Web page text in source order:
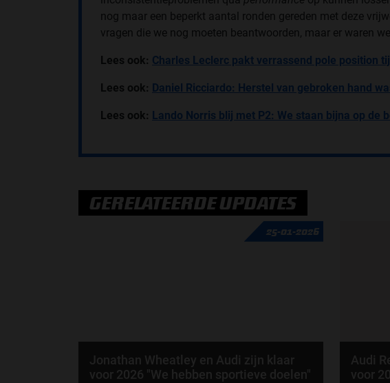
nog maar een beperkt aantal ronden gereden met deze
vragen die we nog moeten beantwoorden, maar er waren
Lees ook: Charles Leclerc pakt verrassend pole position
Lees ook: Daniel Ricciardo: Herstel van gebroken hand
Lees ook: Lando Norris blij met P2: We staan bijna op de
GERELATEERDE UPDATES
25-01-2026
Jonathan Wheatley en Audi zijn klaar
voor 2026 "We hebben sportieve doelen"
Audi
voor